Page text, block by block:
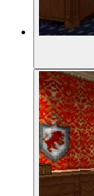
00:47:19
00:48:18
00:49:05
00:49:29